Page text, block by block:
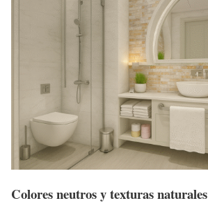
Colores neutros y texturas naturales